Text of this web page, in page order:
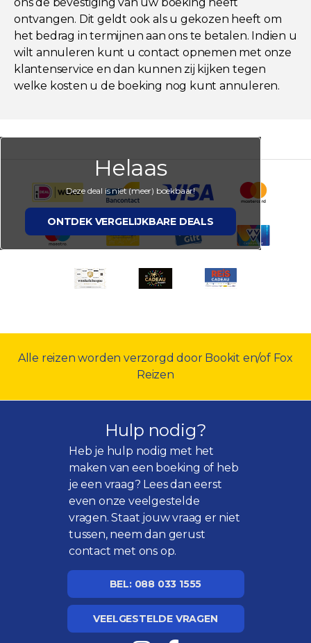
ontvangen. Dit geldt ook als u gekozen heeft om
het bedrag in termijnen aan ons te betalen. Indien u
wilt annuleren kunt u contact opnemen met onze
klantenservice en dan kunnen zij kijken tegen
welke kosten u de boeking nog kunt annuleren.
Helaas
Deze deal is niet (meer) boekbaar!
ONTDEK VERGELIJKBARE DEALS
Alle reizen worden verzorgd door Bookit en/of Fox
Reizen
Hulp nodig?
Heb je hulp nodig met het
maken van een boeking of heb
je een vraag? Lees dan eerst
even onzeveelgestelde
vragen. Staat jouw vraag er niet
tussen, neem dan gerust
contact met ons op.
BEL: 088 033 1555
VEELGESTELDE VRAGEN